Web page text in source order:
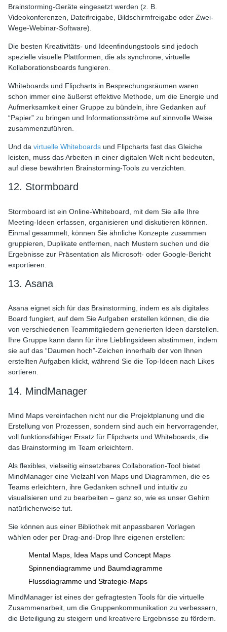
Brainstorming-Geräte eingesetzt werden (z. B.
Videokonferenzen, Dateifreigabe, Bildschirmfreigabe oder Zwei-
Wege-Webinar-Software).
Die besten Kreativitäts- und Ideenfindungstools sind jedoch
spezielle visuelle Plattformen, die als synchrone, virtuelle
Kollaborationsboards fungieren.
Whiteboards und Flipcharts in Besprechungsräumen waren
schon immer eine äußerst effektive Methode, um die Energie und
Aufmerksamkeit einer Gruppe zu bündeln, ihre Gedanken auf
“Papier” zu bringen und Informationsströme auf sinnvolle Weise
zusammenzuführen.
Und da virtuelle Whiteboards und Flipcharts fast das Gleiche
leisten, muss das Arbeiten in einer digitalen Welt nicht bedeuten,
auf diese bewährten Brainstorming-Tools zu verzichten.
12. Stormboard
Stormboard ist ein Online-Whiteboard, mit dem Sie alle Ihre
Meeting-Ideen erfassen, organisieren und diskutieren können.
Einmal gesammelt, können Sie ähnliche Konzepte zusammen
gruppieren, Duplikate entfernen, nach Mustern suchen und die
Ergebnisse zur Präsentation als Microsoft- oder Google-Bericht
exportieren.
13. Asana
Asana eignet sich für das Brainstorming, indem es als digitales
Board fungiert, auf dem Sie Aufgaben erstellen können, die die
von verschiedenen Teammitgliedern generierten Ideen darstellen.
Ihre Gruppe kann dann für ihre Lieblingsideen abstimmen, indem
sie auf das “Daumen hoch”-Zeichen innerhalb der von Ihnen
erstellten Aufgaben klickt, während Sie die Top-Ideen nach Likes
sortieren.
14. MindManager
Mind Maps vereinfachen nicht nur die Projektplanung und die
Erstellung von Prozessen, sondern sind auch ein hervorragender,
voll funktionsfähiger Ersatz für Flipcharts und Whiteboards, die
das Brainstorming im Team erleichtern.
Als flexibles, vielseitig einsetzbares Collaboration-Tool bietet
MindManager eine Vielzahl von Maps und Diagrammen, die es
Teams erleichtern, ihre Gedanken schnell und intuitiv zu
visualisieren und zu bearbeiten – ganz so, wie es unser Gehirn
natürlicherweise tut.
Sie können aus einer Bibliothek mit anpassbaren Vorlagen
wählen oder per Drag-and-Drop Ihre eigenen erstellen:
Mental Maps, Idea Maps und Concept Maps
Spinnendiagramme und Baumdiagramme
Flussdiagramme und Strategie-Maps
MindManager ist eines der gefragtesten Tools für die virtuelle
Zusammenarbeit, um die Gruppenkommunikation zu verbessern,
die Beteiligung zu steigern und kreativere Ergebnisse zu fördern.